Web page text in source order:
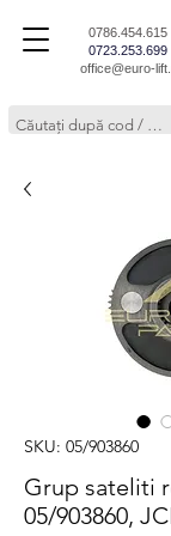
0786.454.615
0723.253.699
office@euro-
SKU: 05/903860
Grup sateliti
05/903860,